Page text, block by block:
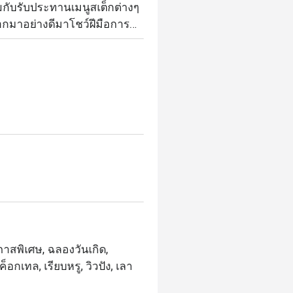
บรับประทานเมนูสเต็กต่างๆ
มาอย่างดีมาโชว์ฝีมือการ
รผสมผสานความคลาสสิค
รที่น่าจดจำไม่รู้ลืมเลยที
สพิเศษ, ฉลองวันเกิด,
เทล, เรียบหรู, วิวปัง, เลา